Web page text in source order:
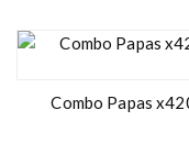
Combo Papas